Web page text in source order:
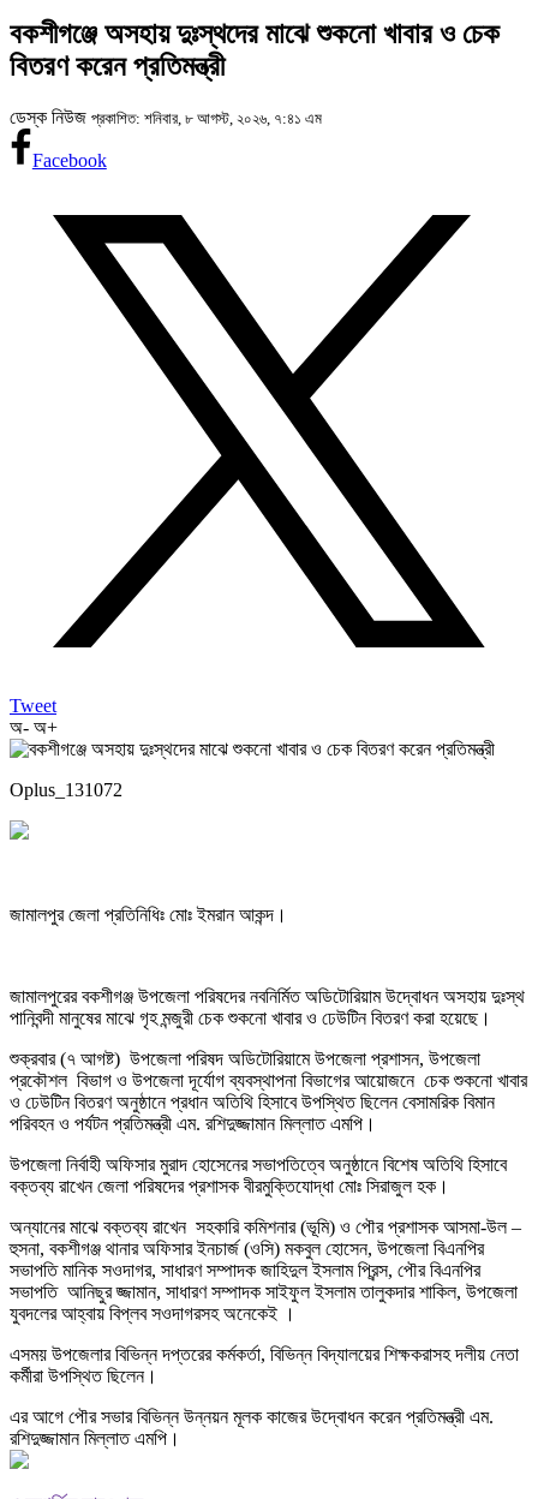
বকশীগঞ্জে অসহায় দুঃস্থদের মাঝে শুকনো খাবার ও চেক
বিতরণ করেন প্রতিমন্ত্রী
ডেস্ক নিউজ প্রকাশিত: শনিবার, ৮ আগস্ট, ২০২৬, ৭:৪১ এম
Facebook
Tweet
অ- অ+
Oplus_131072
জামালপুর জেলা প্রতিনিধিঃ মোঃ ইমরান আকন্দ।
জামালপুরের বকশীগঞ্জ উপজেলা পরিষদের নবনির্মিত অডিটোরিয়াম উদ্বোধন অসহায় দুঃস্থ
পানিবন্দী মানুষের মাঝে গৃহ মন্জুরী চেক শুকনো খাবার ও ঢেউটিন বিতরণ করা হয়েছে।
শুক্রবার (৭ আগষ্ট) উপজেলা পরিষদ অডিটোরিয়ামে উপজেলা প্রশাসন, উপজেলা
প্রকৌশল বিভাগ ও উপজেলা দূর্যোগ ব্যবস্থাপনা বিভাগের আয়োজনে চেক শুকনো খাবার
ও ঢেউটিন বিতরণ অনুষ্ঠানে প্রধান অতিথি হিসাবে উপস্থিত ছিলেন বেসামরিক বিমান
পরিবহন ও পর্যটন প্রতিমন্ত্রী এম. রশিদুজ্জামান মিল্লাত এমপি।
উপজেলা নির্বাহী অফিসার মুরাদ হোসেনের সভাপতিত্বে অনুষ্ঠানে বিশেষ অতিথি হিসাবে
বক্তব্য রাখেন জেলা পরিষদের প্রশাসক বীরমুক্তিযোদ্ধা মোঃ সিরাজুল হক।
অন্যানের মাঝে বক্তব্য রাখেন সহকারি কমিশনার (ভূমি) ও পৌর প্রশাসক আসমা-উল –
হুসনা, বকশীগঞ্জ থানার অফিসার ইনচার্জ (ওসি) মকবুল হোসেন, উপজেলা বিএনপির
সভাপতি মানিক সওদাগর, সাধারণ সম্পাদক জাহিদুল ইসলাম প্রিন্স, পৌর বিএনপির
সভাপতি আনিছুর জ্জামান, সাধারণ সম্পাদক সাইফুল ইসলাম তালুকদার শাকিল, উপজেলা
যুবদলের আহ্বায় বিপ্লব সওদাগরসহ অনেকেই ।
এসময় উপজেলার বিভিন্ন দপ্তরের কর্মকর্তা, বিভিন্ন বিদ্যালয়ের শিক্ষকরাসহ দলীয় নেতা
কর্মীরা উপস্থিত ছিলেন।
এর আগে পৌর সভার বিভিন্ন উন্নয়ন মূলক কাজের উদ্বোধন করেন প্রতিমন্ত্রী এম.
রশিদুজ্জামান মিল্লাত এমপি।